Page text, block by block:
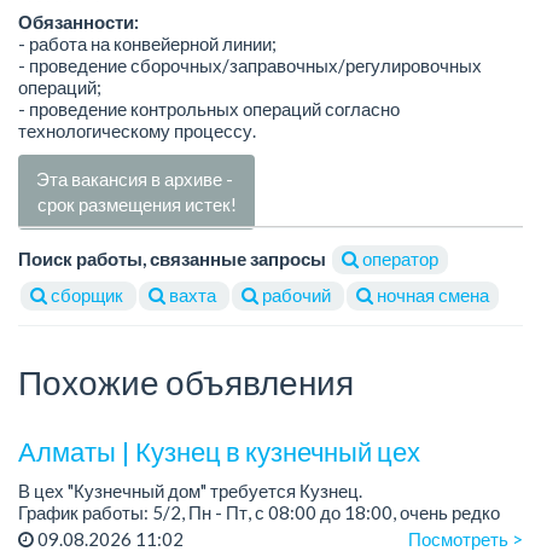
Обязанности:
- работа на конвейерной линии;
- проведение сборочных/заправочных/регулировочных
операций;
- проведение контрольных операций согласно
технологическому процессу.
Эта вакансия в архиве -
срок размещения истек!
Поиск работы, связанные запросы
оператор
сборщик
вахта рабочий ночная смена
Похожие объявления
Алматы | Кузнец в кузнечный цех
В цех "Кузнечный дом" требуется Кузнец.
График работы: 5/2, Пн - Пт, с 08:00 до 18:00, очень редко
суббота.
09.08.2026 11:02 Посмотреть >